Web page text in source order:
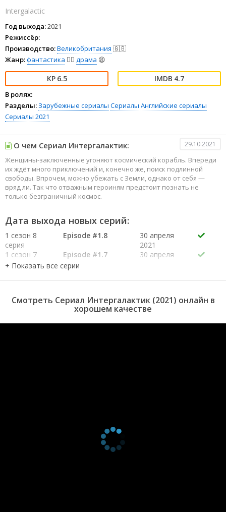
Intergalactic
Год выхода:2021
Режиссёр:
Производство:Великобритания 🇬🇧
Жанр:фантастика 🧙‍♀️ драма 😫
6.5 4.7
В ролях:
Разделы: Зарубежные сериалы Сериалы Английские сериалы
Сериалы 2021
О чем Сериал Интергалактик: 29.10.2021
Женщины-заключенные угоняют космический корабль. Впереди
их ждёт много приключений и, конечно же, поиск подлинной
свободы. Впрочем, можно убежать с Земли, однако от себя —
вряд ли. Так что отважным героиням предстоит познать не
только безграничный космос.
Дата выхода новых серий:
1 сезон 8
серия
Episode #1.8
30 апреля
2021
1 сезон 7
серия
Episode #1.7
30 апреля
серия
Episode #1.6
2021
серия
2021
серия
Episode #1.4
30 апреля
2021
Смотреть Сериал Интергалактик (2021) онлайн в
хорошем качестве